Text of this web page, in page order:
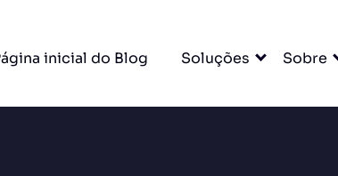
inicial do Blog Soluções Sobre